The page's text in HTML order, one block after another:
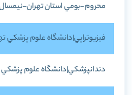
محروم-بومي استان تهران-
فيزيوتراپي|دانشگاه علوم پزشکي
دندانپزشکي|دانشگاه علوم پزشکي